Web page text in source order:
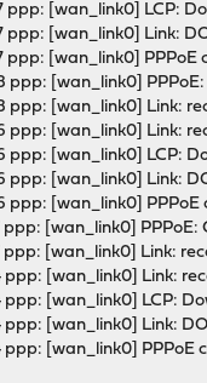
ppp: [wan_link0] LCP:
ppp: [wan_link0] Link:
ppp: [wan_link0] PPPoE
ppp: [wan_link0] PPPoE:
ppp: [wan_link0] Link:
ppp: [wan_link0] Link:
ppp: [wan_link0] LCP:
ppp: [wan_link0] Link:
ppp: [wan_link0]
ppp: [wan_link0] PPPoE:
ppp: [wan_link0] Link:
ppp: [wan_link0] Link:
ppp: [wan_link0] LCP:
ppp: [wan_link0] Link:
ppp: [wan_link0] PPPoE